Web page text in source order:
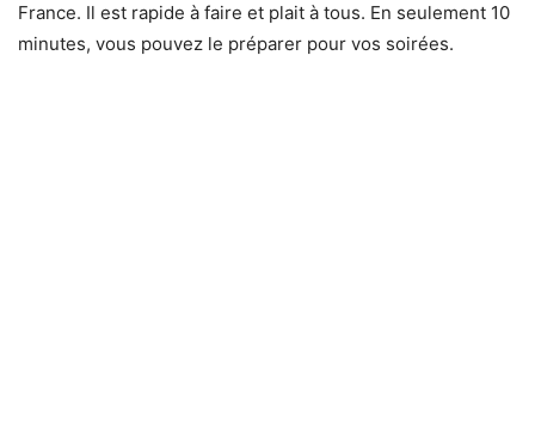
France. Il est rapide à faire et plait à tous. En seulement 10
minutes, vous pouvez le préparer pour vos soirées.